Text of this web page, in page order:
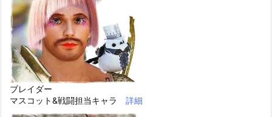
ブレイダー
マスコット&戦闘担当キャラ 詳細